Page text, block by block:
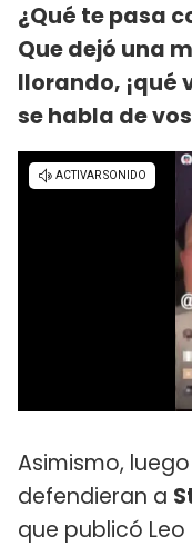
¿Qué te pasa
Que dejó una
llorando, ¡qué
se habla de
Asimismo,
defendieran a
que publicó